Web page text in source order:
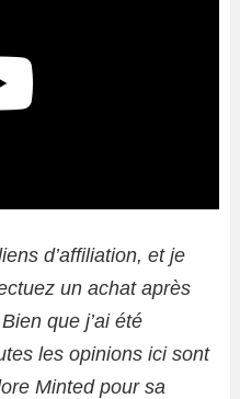
d’affiliation, et je
un achat après
que j’ai été
les opinions ici sont
Minted pour sa